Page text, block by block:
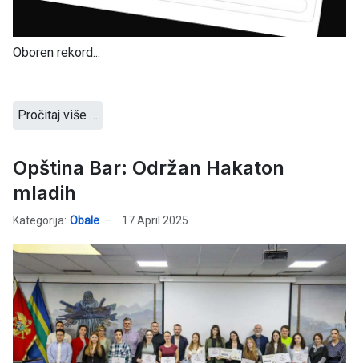
Oboren rekord...
Pročitaj više …
Opština Bar: Održan Hakaton
mladih
Kategorija: Obale 17 April 2025